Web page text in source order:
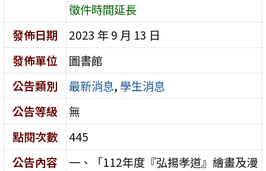
徵件時間延長
發佈日期
2023 年 9 月 13 日
發佈單位
圖書館
公告類別
最新消息, 學生消息
公告等級
無
點閱次數
445
公告內容
一、「112年度『弘揚孝道』繪畫及漫